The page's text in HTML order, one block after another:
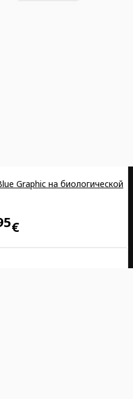
Graphic на биологической
€